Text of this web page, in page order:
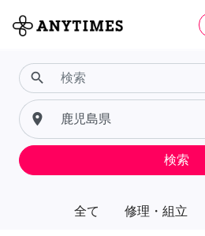
全て 修理・組立
search
place
検索